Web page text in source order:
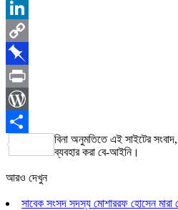
Pinterest
LinkedIn
Copy
Link
Pinboard
Print
WordPress
Share
বিনা অনুমতিতে এই সাইটের
ব্যবহার করা বে-আইনি।
আরও দেখুন
সাবেক সংসদ সদস্য মোশাররফ হোসেন মারা